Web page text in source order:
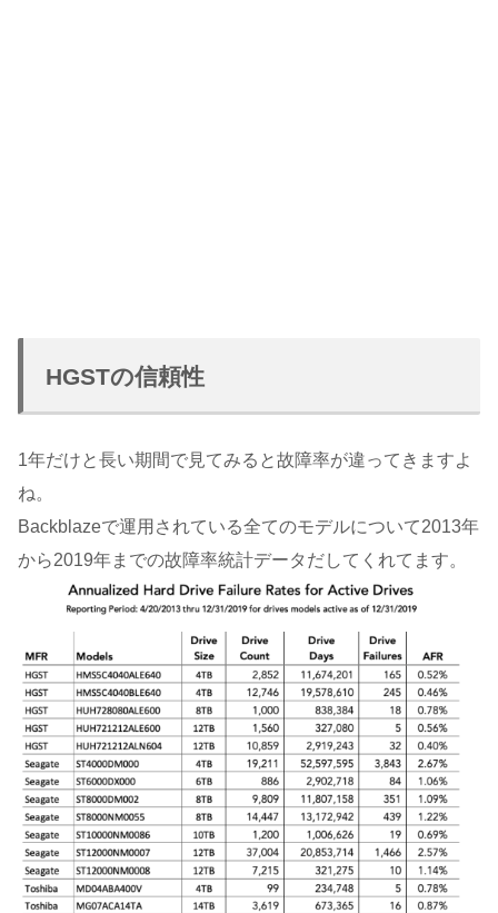
HGSTの信頼性
1年だけと長い期間で見てみると故障率が違ってきますよ
ね。
Backblazeで運用されている全てのモデルについて2013年
から2019年までの故障率統計データだしてくれてます。